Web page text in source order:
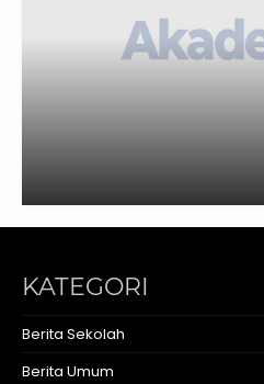
KATEGORI
Berita Sekolah
Berita Umum